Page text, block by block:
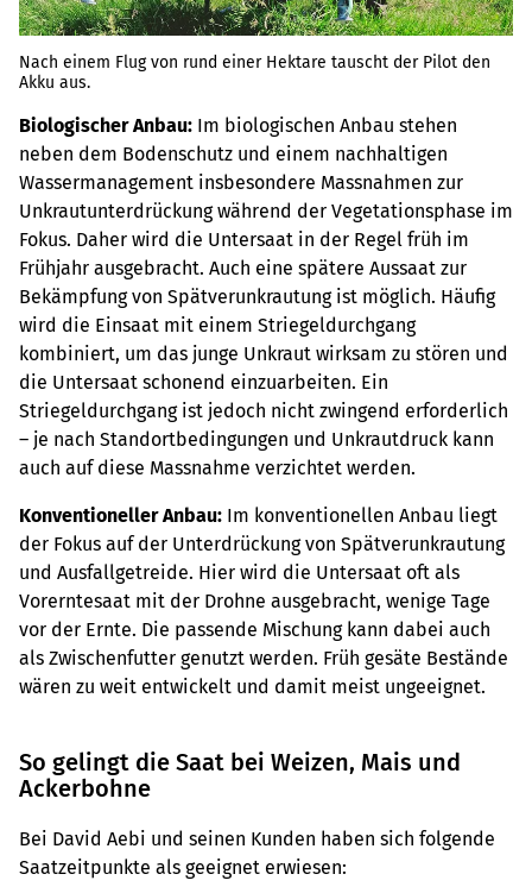
Nach einem Flug von rund einer Hektare tauscht der Pilot den
Akku aus.
Biologischer Anbau: Im biologischen Anbau stehen
neben dem Bodenschutz und einem nachhaltigen
Wassermanagement insbesondere Massnahmen zur
Unkrautunterdrückung während der Vegetationsphase im
Fokus. Daher wird die Untersaat in der Regel früh im
Frühjahr ausgebracht. Auch eine spätere Aussaat zur
Bekämpfung von Spätverunkrautung ist möglich. Häufig
wird die Einsaat mit einem Striegeldurchgang
kombiniert, um das junge Unkraut wirksam zu stören und
die Untersaat schonend einzuarbeiten. Ein
Striegeldurchgang ist jedoch nicht zwingend erforderlich
– je nach Standortbedingungen und Unkrautdruck kann
auch auf diese Massnahme verzichtet werden.
Konventioneller Anbau: Im konventionellen Anbau liegt
der Fokus auf der Unterdrückung von Spätverunkrautung
und Ausfallgetreide. Hier wird die Untersaat oft als
Vorerntesaat mit der Drohne ausgebracht, wenige Tage
vor der Ernte. Die passende Mischung kann dabei auch
als Zwischenfutter genutzt werden. Früh gesäte Bestände
wären zu weit entwickelt und damit meist ungeeignet.
So gelingt die Saat bei Weizen, Mais und
Ackerbohne
Bei David Aebi und seinen Kunden haben sich folgende
Saatzeitpunkte als geeignet erwiesen: